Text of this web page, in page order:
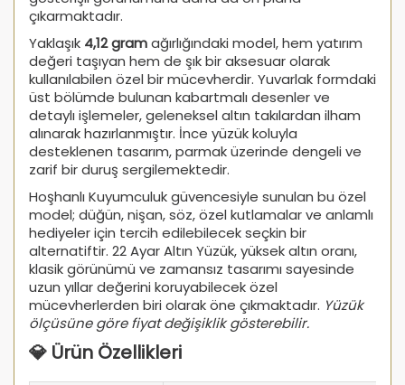
çıkarmaktadır.
Yaklaşık 4,12 gramağırlığındaki model, hem yatırım
değeri taşıyan hem de şık bir aksesuar olarak
kullanılabilen özel bir mücevherdir. Yuvarlak formdaki
üst bölümde bulunan kabartmalı desenler ve
detaylı işlemeler, geleneksel altın takılardan ilham
alınarak hazırlanmıştır. İnce yüzük koluyla
desteklenen tasarım, parmak üzerinde dengeli ve
zarif bir duruş sergilemektedir.
Hoşhanlı Kuyumculuk güvencesiyle sunulan bu özel
model; düğün, nişan, söz, özel kutlamalar ve anlamlı
hediyeler için tercih edilebilecek seçkin bir
alternatiftir. 22 Ayar Altın Yüzük, yüksek altın oranı,
klasik görünümü ve zamansız tasarımı sayesinde
uzun yıllar değerini koruyabilecek özel
mücevherlerden biri olarak öne çıkmaktadır. Yüzük
ölçüsüne göre fiyat değişiklik gösterebilir.
💎 Ürün Özellikleri